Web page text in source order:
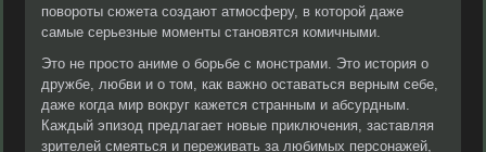
повороты сюжета создают атмосферу, в которой даже
самые серьезные моменты становятся комичными.
Это не просто аниме о борьбе с монстрами. Это история о
дружбе, любви и о том, как важно оставаться верным себе,
даже когда мир вокруг кажется странным и абсурдным.
Каждый эпизод предлагает новые приключения, заставляя
зрителей смеяться и переживать за любимых персонажей,